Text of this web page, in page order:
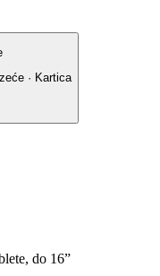
· Kartica
do 16”